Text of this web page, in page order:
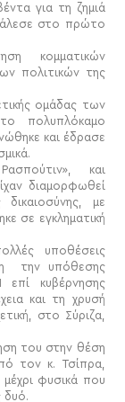
για τη ζημιά
στο πρώτο
κομματικών
πολιτικών της
ομάδας των
πολυπλόκαμο
και έδρασε
και
διαμορφωθεί
με
σε εγκληματική
υποθέσεις
την υπόθεσης
κυβέρνησης
και τη χρυσή
στο Σύριζα,
του στην θέση
τον κ. Τσίπρα,
φυσικά που
δυό.